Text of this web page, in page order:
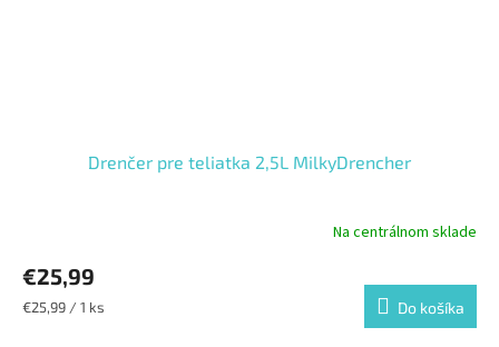
Drenčer pre teliatka 2,5L MilkyDrencher
Na centrálnom sklade
€25,99
Jednotková
€25,99 / 1 ks Do košíka